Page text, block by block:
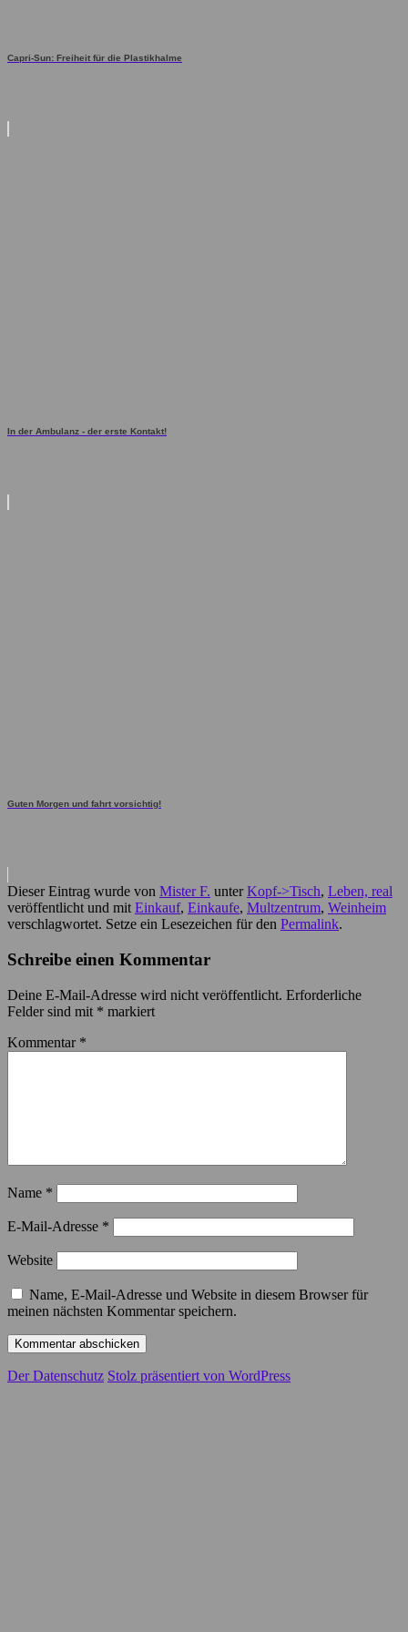
Capri-Sun: Freiheit für die Plastikhalme
In der Ambulanz - der erste Kontakt!
Guten Morgen und fahrt vorsichtig!
Dieser Eintrag wurde von Mister F. unterKopf->Tisch, Leben, real
veröffentlicht und mit Einkauf, Einkaufe, Multzentrum, Weinheim
verschlagwortet. Setze ein Lesezeichen für den Permalink.
Schreibe einen Kommentar
Deine E-Mail-Adresse wird nicht veröffentlicht. Erforderliche
Felder sind mit * markiert
Kommentar *
Name *
E-Mail-Adresse *
Website
Name, E-Mail-Adresse und Website in diesem Browser für
meinen nächsten Kommentar speichern.
Der Datenschutz Stolz präsentiert von WordPress